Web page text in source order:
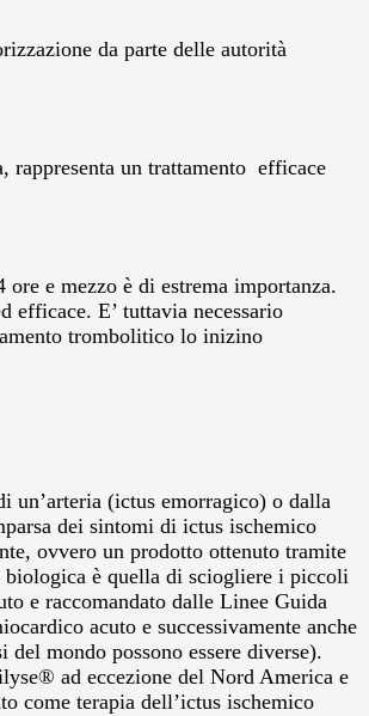
da parte delle autorità
rappresenta un trattamento efficace
e mezzo è di estrema importanza.
efficace. E’ tuttavia necessario
trombolitico lo inizino
un’arteria (ictus emorragico) o dalla
dei sintomi di ictus ischemico
ovvero un prodotto ottenuto tramite
biologica è quella di sciogliere i piccoli
e raccomandato dalle Linee Guida
acuto e successivamente anche
mondo possono essere diverse).
ad eccezione del Nord America e
come terapia dell’ictus ischemico